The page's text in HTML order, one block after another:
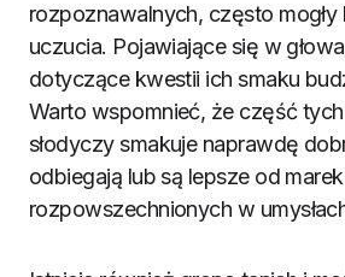
rozpoznawalnych, często mogły
uczucia. Pojawiające się w
dotyczące kwestii ich smaku
Warto wspomnieć, że część
słodyczy smakuje naprawdę
odbiegają lub są lepsze od
rozpowszechnionych w